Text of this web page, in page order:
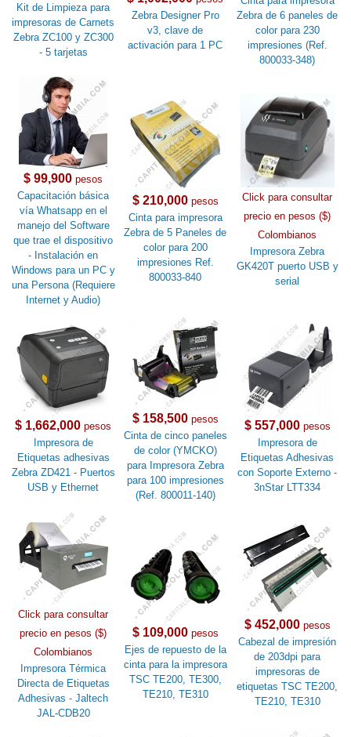
Kit de Limpieza para
impresoras de Carnets
Zebra ZC100 y ZC300
- 5 tarjetas
Zebra Designer Pro
v3, clave de
activación para 1 PC
Zebra de 6 paneles de
color para 230
impresiones (Ref.
800033-348)
$ 99,900 pesos
Capacitación básica
vía Whatsapp en el
manejo del Software
que trae el dispositivo
- Instalación en
Windows para un PC y
una Persona (Requiere
Internet y Audio)
$ 210,000pesos
Cinta para impresora
Zebra de 5 Paneles de
color para 200
impresiones Ref.
800033-840
Click para consultar
precio en pesos ($)
Colombianos
Impresora Zebra
GK420T puerto USB y
serial
$ 1,662,000 pesos
Impresora de
Etiquetas adhesivas
Zebra ZD421 - Puertos
USB y Ethernet
$ 158,500pesos
Cinta de cinco paneles
de color (YMCKO)
para Impresora Zebra
para 100 impresiones
(Ref. 800011-140)
$ 557,000pesos
Impresora de
Etiquetas Adhesivas
con Soporte Externo -
3nStar LTT334
Click para consultar
precio en pesos ($)
Colombianos
Impresora Térmica
Directa de Etiquetas
Adhesivas - Jaltech
JAL-CDB20
$ 109,000pesos
Ejes de repuesto de la
cinta para la impresora
TSC TE200, TE300,
TE210, TE310
$ 452,000pesos
Cabezal de impresión
de 203dpi para
impresoras de
etiquetas TSC TE200,
TE210, TE310